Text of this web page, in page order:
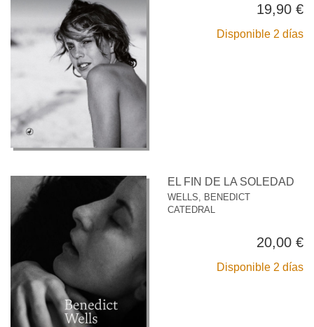
19,90 €
Disponible 2 días
EL FIN DE LA SOLEDAD
WELLS, BENEDICT
CATEDRAL
20,00 €
Disponible 2 días